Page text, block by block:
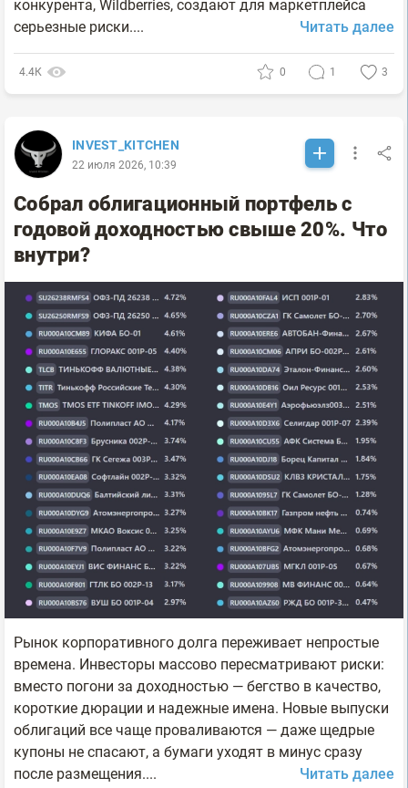
конкурента, Wildberries, создают для маркетплейса
серьезные риски....
Читать далее
4.4К 0 1 3
INVEST_KITCHEN
22 июля 2026, 10:39
Собрал облигационный портфель с
годовой доходностью свыше 20%. Что
внутри?
Рынок корпоративного долга переживает непростые
времена. Инвесторы массово пересматривают риски:
вместо погони за доходностью — бегство в качество,
короткие дюрации и надежные имена. Новые выпуски
облигаций все чаще проваливаются — даже щедрые
купоны не спасают, а бумаги уходят в минус сразу
после размещения....
Читать далее